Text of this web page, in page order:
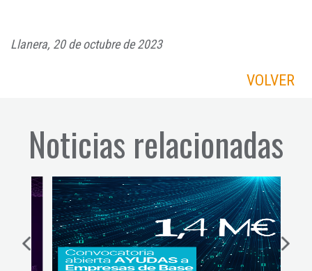
Llanera, 20 de octubre de 2023
VOLVER
Noticias relacionadas